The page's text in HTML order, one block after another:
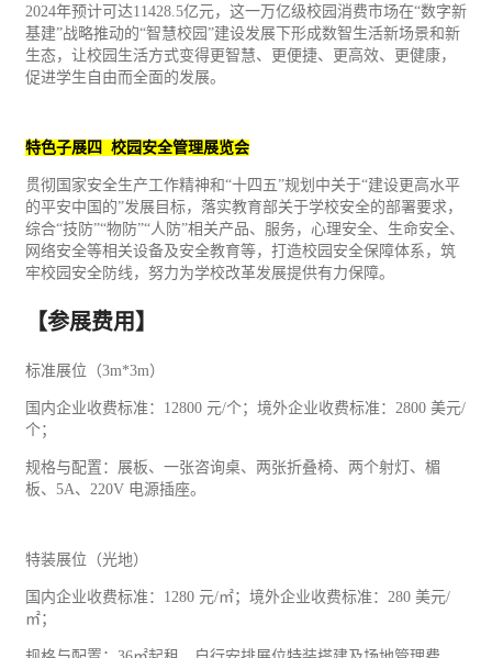
2024年预计可达11428.5亿元，这一万亿级校园消费市场在“数字新
基建”战略推动的“智慧校园”建设发展下形成数智生活新场景和新
生态，让校园生活方式变得更智慧、更便捷、更高效、更健康，
促进学生自由而全面的发展。
特色子展四 校园安全管理展览会
贯彻国家安全生产工作精神和“十四五”规划中关于“建设更高水平
的平安中国的”发展目标，落实教育部关于学校安全的部署要求，
综合“技防”“物防”“人防”相关产品、服务，心理安全、生命安全、
网络安全等相关设备及安全教育等，打造校园安全保障体系，筑
牢校园安全防线，努力为学校改革发展提供有力保障。
【参展费用】
标准展位（3m*3m）
国内企业收费标准：12800 元/个；境外企业收费标准：2800 美元/
个；
规格与配置：展板、一张咨询桌、两张折叠椅、两个射灯、楣
板、5A、220V 电源插座。
特装展位（光地）
国内企业收费标准：1280 元/㎡；境外企业收费标准：280 美元/
㎡；